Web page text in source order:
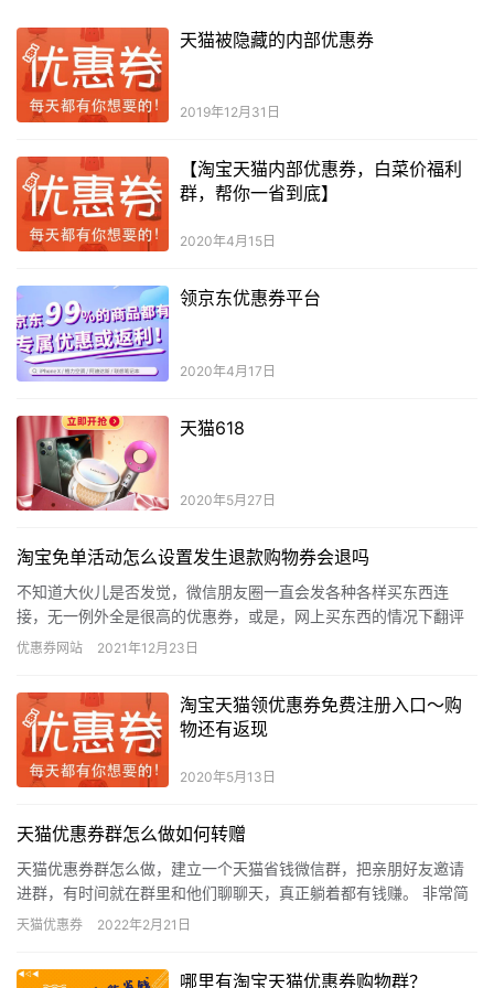
天猫被隐藏的内部优惠券
2019年12月31日
【淘宝天猫内部优惠券，白菜价福利
群，帮你一省到底】
2020年4月15日
领京东优惠券平台
2020年4月17日
天猫618
2020年5月27日
淘宝免单活动怎么设置发生退款购物券会退吗
不知道大伙儿是否发觉，微信朋友圈一直会发各种各样买东西连
接，无一例外全是很高的优惠券，或是，网上买东西的情况下翻评
价，本来自身花上百块买的物品，别人发图就花了1/2，乃至1/3的
优惠券网站 2021年12月23日
淘宝天猫领优惠券免费注册入口～购
物还有返现
2020年5月13日
天猫优惠券群怎么做如何转赠
天猫优惠券群怎么做，建立一个天猫省钱微信群，把亲朋好友邀请
进群，有时间就在群里和他们聊聊天，真正躺着都有钱赚。 非常简
单，在群里每成交一单，都会获得一定的抽成，10%-40%左右，…
天猫优惠券 2022年2月21日
哪里有淘宝天猫优惠券购物群？